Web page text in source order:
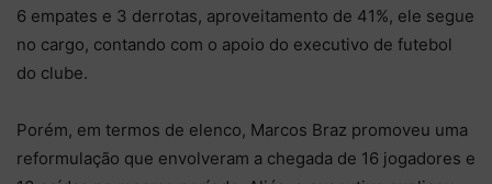
6 empates e 3 derrotas, aproveitamento de 41%, ele segue
no cargo, contando com o apoio do executivo de futebol
do clube.
Porém, em termos de elenco, Marcos Braz promoveu uma
reformulação que envolveram a chegada de 16 jogadores e